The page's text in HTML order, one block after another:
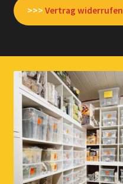
>>> Vertrag widerrufen